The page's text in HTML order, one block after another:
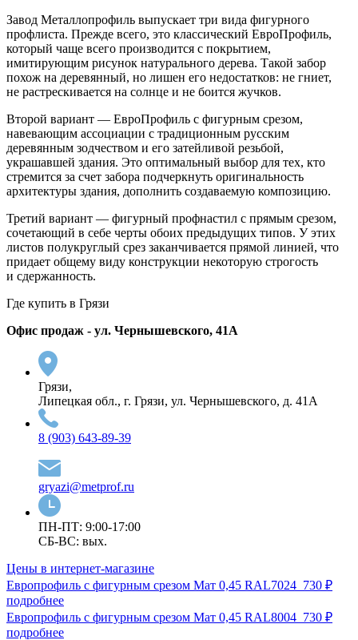
Завод Металлопрофиль выпускает три вида фигурного
профлиста. Прежде всего, это классический ЕвроПрофиль,
который чаще всего производится с покрытием,
имитирующим рисунок натурального дерева. Такой забор
похож на деревянный, но лишен его недостатков: не гниет,
не растрескивается на солнце и не боится жучков.
Второй вариант — ЕвроПрофиль с фигурным срезом,
навевающим ассоциации с традиционным русским
деревянным зодчеством и его затейливой резьбой,
украшавшей здания. Это оптимальный выбор для тех, кто
стремится за счет забора подчеркнуть оригинальность
архитектуры здания, дополнить создаваемую композицию.
Третий вариант — фигурный профнастил с прямым срезом,
сочетающий в себе черты обоих предыдущих типов. У этих
листов полукруглый срез заканчивается прямой линией, что
придает общему виду конструкции некоторую строгость
и сдержанность.
Где купить в Грязи
Офис продаж - ул. Чернышевского, 41А
Грязи,
Липецкая обл., г. Грязи, ул. Чернышевского, д. 41А
8 (903) 643-89-39
gryazi@metprof.ru
ПН-ПТ: 9:00-17:00
СБ-ВС: вых.
Цены в интернет-магазине
Европрофиль с фигурным срезом Мат 0,45 RAL7024 730 ₽
подробнее
Европрофиль с фигурным срезом Мат 0,45 RAL8004 730 ₽
подробнее